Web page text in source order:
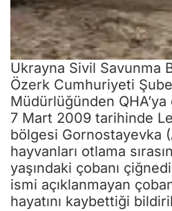
Ukrayna Sivil Savunma
Özerk Cumhuriyeti
Müdürlüğünden
7 Mart 2009 tarihinde
bölgesi Gornostayevka
hayvanları otlama
yaşındaki çobanı
ismi açıklanmayan
hayatını kaybettiği